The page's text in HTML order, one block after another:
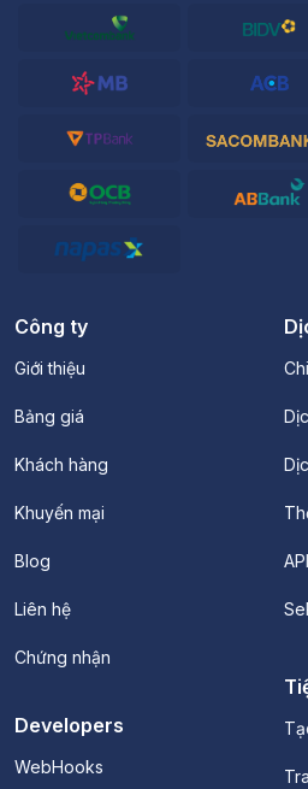
Công ty
Giới thiệu
Bảng giá
Khách hàng
Khuyến mại
Blog
Liên hệ
Chứng nhận
Developers
WebHooks